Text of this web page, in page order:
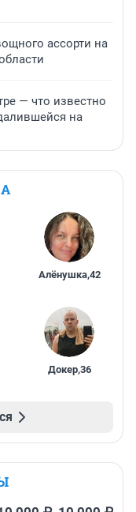
ассорти на
— что известно
на
Алёнушка,42
Докер,36